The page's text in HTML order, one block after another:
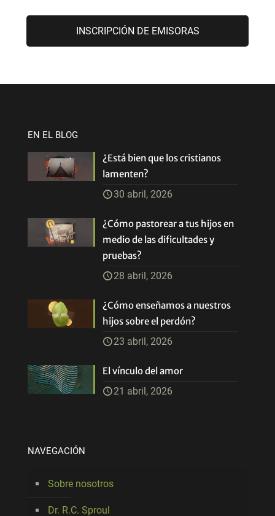
INSCRIPCIÓN DE EMISORAS
EN EL BLOG
¿Está bien que los cristianos
lamenten?
30 abril, 2026
¿Cómo pastorear a tus hijos en
medio de las dificultades y
pruebas?
28 abril, 2026
¿Cómo enseñamos a nuestros
hijos sobre el perdón?
23 abril, 2026
El vínculo del amor
21 abril, 2026
NAVEGACIÓN
Sobre nosotros
Dr. R.C. Sproul